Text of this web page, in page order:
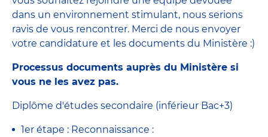
dans un environnement stimulant, nous serions
ravis de vous rencontrer. Merci de nous envoyer
votre candidature et les documents du Ministère :)
Processus documents auprès du Ministère si
vous ne les avez pas.
Diplôme d'études secondaire (inférieur Bac+3)
1er étape : Reconnaissance :